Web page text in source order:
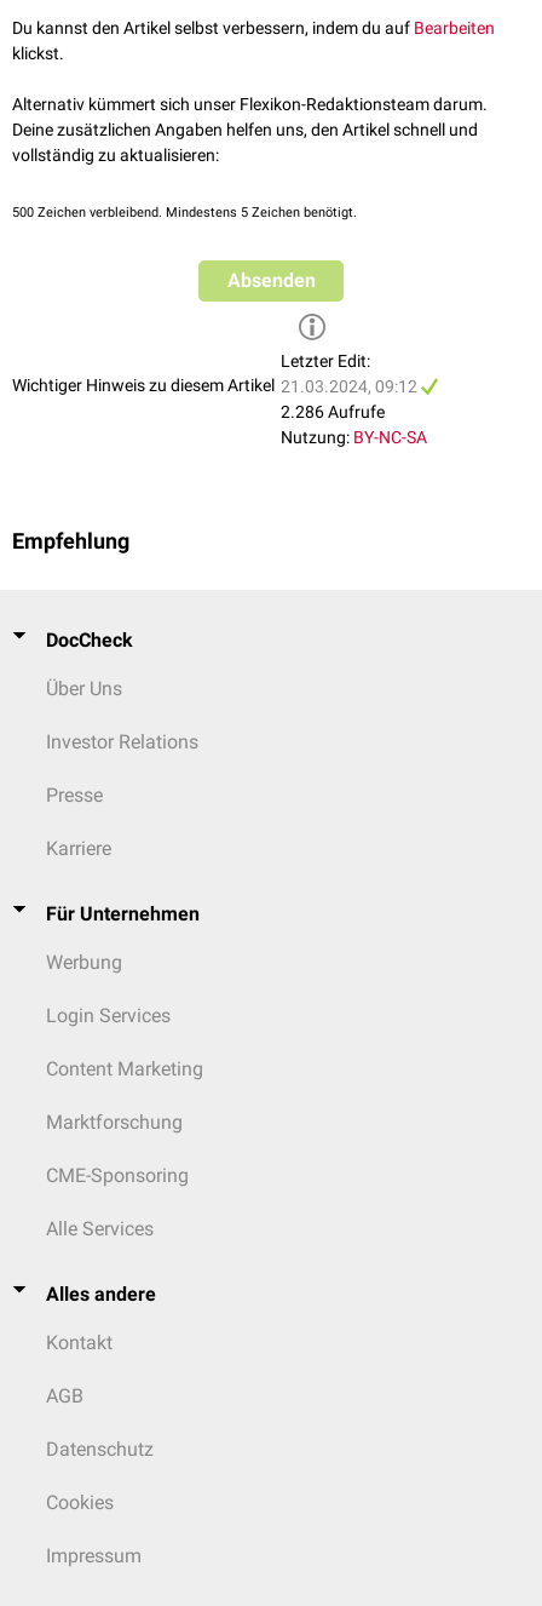
normale intrauterine Schwangerschaft
Frühabort
ektope Schwangerschaft
persistierende PUL
Progesteron
im Serum
Du kannst den Artikel selbst verbessern, indem du auf Bearbeiten
klickst.
Alternativ kümmert sich unser Flexikon-Redaktionsteam darum.
Deine zusätzlichen Angaben helfen uns, den Artikel schnell und
vollständig zu aktualisieren:
500 Zeichen verbleibend. Mindestens 5 Zeichen benötigt.
Absenden
Wichtiger Hinweis zu diesem Artikel
Letzter Edit:
21.03.2024, 09:12
2.286 Aufrufe
Nutzung: BY-NC-SA
Empfehlung
DocCheck
Über Uns
Investor Relations
Presse
Karriere
Für Unternehmen
Werbung
Login Services
Content Marketing
Marktforschung
CME-Sponsoring
Alle Services
Alles andere
Kontakt
AGB
Datenschutz
Cookies
Impressum